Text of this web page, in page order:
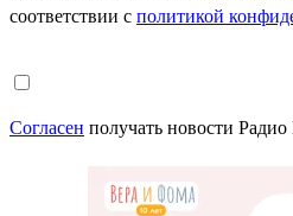
соответствии с политикой
Согласен получать новости